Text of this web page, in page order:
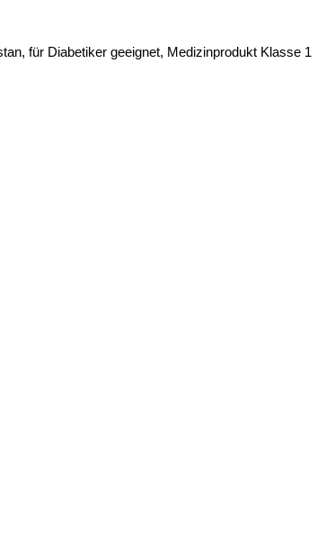
für Diabetiker geeignet, Medizinprodukt Klasse 1